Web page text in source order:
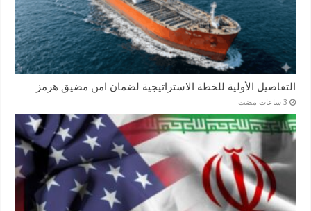
التفاصيل الأولية للخطة الاستراتيجية لضمان امن مضيق هرمز